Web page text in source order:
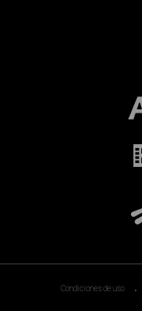
Condiciones de uso